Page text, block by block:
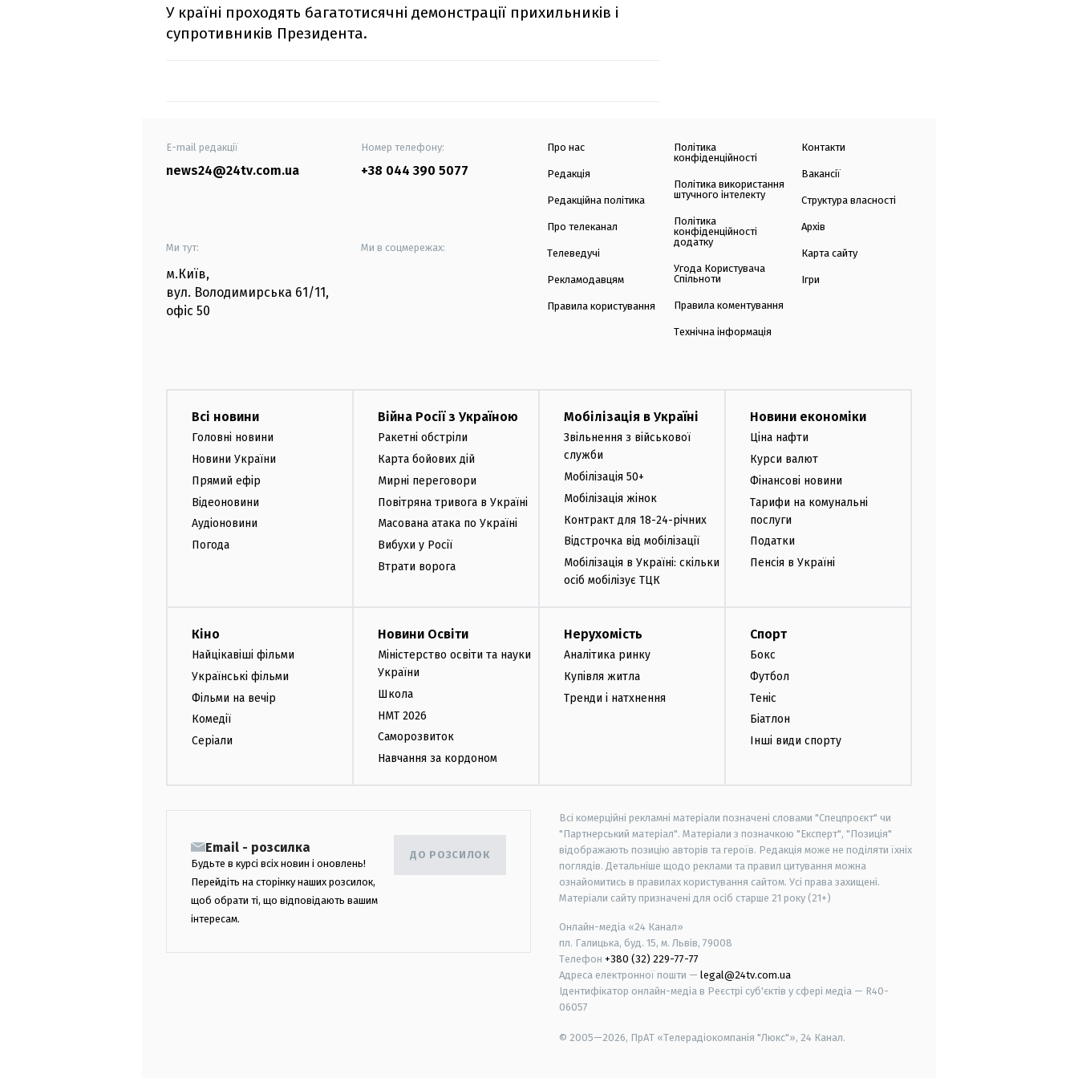
У країні проходять багатотисячні демонстрації прихильників і
супротивників Президента.
E-mail редакції
news24@24tv.com.ua
Номер телефону:
+38 044 390 5077
Ми тут:
м.Київ,
вул. Володимирська 61/11,
офіс 50
Ми в соцмережах:
Про нас
Редакція
Редакційна політика
Про телеканал
Телеведучі
Рекламодавцям
Правила користування
Політика
конфіденційності
Політика використання
штучного інтелекту
Політика
конфіденційності
додатку
Угода Користувача
Спільноти
Правила коментування
Технічна інформація
Контакти
Вакансії
Структура власності
Архів
Карта сайту
Ігри
Всі новини
Головні новини
Новини України
Прямий ефір
Відеоновини
Аудіоновини
Погода
Війна Росії з Україною
Ракетні обстріли
Карта бойових дій
Мирні переговори
Повітряна тривога в Україні
Масована атака по Україні
Вибухи у Росії
Втрати ворога
Мобілізація в Україні
Звільнення з військової
служби
Мобілізація 50+
Мобілізація жінок
Контракт для 18-24-річних
Відстрочка від мобілізації
Мобілізація в Україні: скільки
осіб мобілізує ТЦК
Новини економіки
Ціна нафти
Курси валют
Фінансові новини
Тарифи на комунальні
послуги
Податки
Пенсія в Україні
Кіно
Найцікавіші фільми
Українські фільми
Фільми на вечір
Комедії
Серіали
Новини Освіти
Міністерство освіти та науки
України
Школа
НМТ 2026
Саморозвиток
Навчання за кордоном
Нерухомість
Аналітика ринку
Купівля житла
Тренди і натхнення
Спорт
Бокс
Футбол
Теніс
Біатлон
Інші види спорту
Email - розсилка
Будьте в курсі всіх новин і оновлень!
Перейдіть на сторінку наших розсилок,
щоб обрати ті, що відповідають вашим
інтересам.
ДО РОЗСИЛОК
Всі комерційні рекламні матеріали позначені словами "Спецпроєкт" чи
"Партнерський матеріал". Матеріали з позначкою "Експерт", "Позиція"
відображають позицію авторів та героїв. Редакція може не поділяти їхніх
поглядів. Детальніше щодо реклами та правил цитування можна
ознайомитись в правилах користування сайтом. Усі права захищені.
Матеріали сайту призначені для осіб старше 21 року (21+)
Онлайн-медіа «24 Канал»
пл. Галицька, буд. 15, м. Львів, 79008
Телефон +380 (32) 229-77-77
Адреса електронної пошти — legal@24tv.com.ua
Ідентифікатор онлайн-медіа в Реєстрі суб'єктів у сфері медіа — R40-
06057
© 2005—2026, ПрАТ «Телерадіокомпанія "Люкс"», 24 Канал.